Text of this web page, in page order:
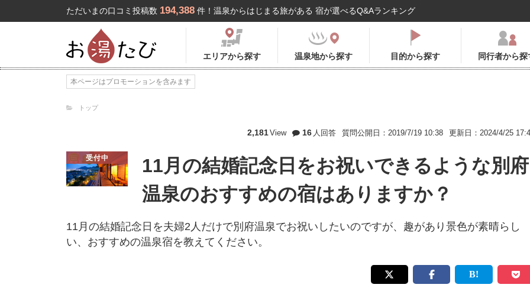
ただいまの口コミ投稿数 194,388 件！温泉からはじまる旅がある 宿が選べるQ&Aランキング
エリアから探す 温泉地から探す 目的から探す 同行者から探
本ページはプロモーションを含みます
トップ
2,181View 16 人回答 質問公開日：2019/7/19 10:38 更新日：2024/4/25
受付中
11月の結婚記念日をお祝いできるような別府
温泉のおすすめの宿はありますか？
11月の結婚記念日を夫婦2人だけで別府温泉でお祝いしたいのですが、趣があり景色が素晴らし
い、おすすめの温泉宿を教えてください。